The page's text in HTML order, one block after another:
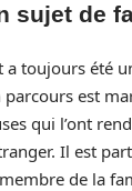
sujet de
a toujours été
est
qui l’ont
Il est
de la